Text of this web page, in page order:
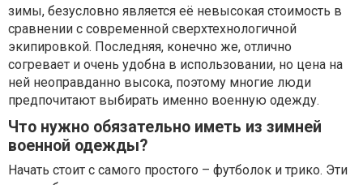
зимы, безусловно является её невысокая стоимость в
сравнении с современной сверхтехнологичной
экипировкой. Последняя, конечно же, отлично
согревает и очень удобна в использовании, но цена на
ней неоправданно высока, поэтому многие люди
предпочитают выбирать именно военную одежду.
Что нужно обязательно иметь из зимней
военной одежды?
Начать стоит с самого простого – футболок и трико. Эти